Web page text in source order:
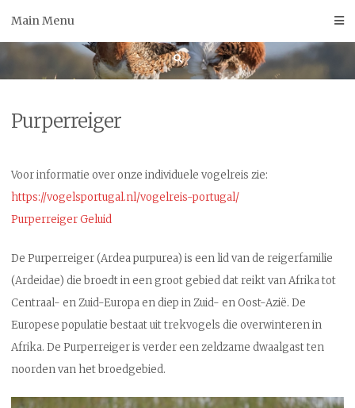
Main Menu
Purperreiger
Voor informatie over onze individuele vogelreis zie:
https://vogelsportugal.nl/vogelreis-portugal/
Purperreiger Geluid
De Purperreiger (Ardea purpurea) is een lid van de reigerfamilie
(Ardeidae) die broedt in een groot gebied dat reikt van Afrika tot
Centraal- en Zuid-Europa en diep in Zuid- en Oost-Azië. De
Europese populatie bestaat uit trekvogels die overwinteren in
Afrika. De Purperreiger is verder een zeldzame dwaalgast ten
noorden van het broedgebied.